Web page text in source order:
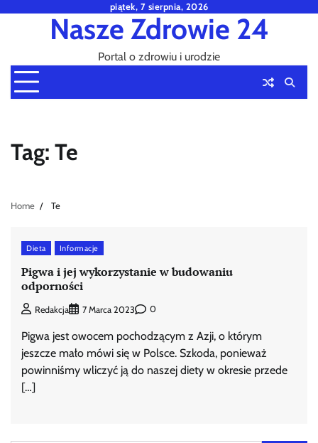
piątek, 7 sierpnia, 2026
Nasze Zdrowie 24
Portal o zdrowiu i urodzie
Tag: Te
Home Te
Dieta Informacje
Pigwa i jej wykorzystanie w budowaniu
odporności
Redakcja 7 Marca 2023 0
Pigwa jest owocem pochodzącym z Azji, o którym
jeszcze mało mówi się w Polsce. Szkoda, ponieważ
powinniśmy wliczyć ją do naszej diety w okresie przede
[…]